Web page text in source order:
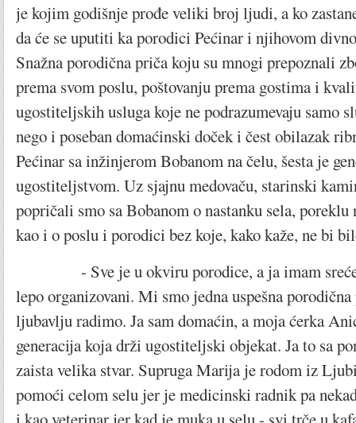
je kojim godišnje prođe veliki broj ljudi, a ko
da će se uputiti ka porodici Pećinar i njihovom
Snažna porodična priča koju su mnogi prepoznali
prema svom poslu, poštovanju prema gostima i
ugostiteljskih usluga koje ne podrazumevaju samo
nego i poseban domaćinski doček i čest obilazak
Pećinar sa inžinjerom Bobanom na čelu, šesta je
ugostiteljstvom. Uz sjajnu medovaču, starinski
popričali smo sa Bobanom o nastanku sela,
kao i o poslu i porodici bez koje, kako kaže, ne bi
- Sve je u okviru porodice, a ja imam sreće
lepo organizovani. Mi smo jedna uspešna
ljubavlju radimo. Ja sam domaćin, a moja ćerka
generacija koja drži ugostiteljski objekat. Ja to sa
zaista velika stvar. Supruga Marija je rodom iz
pomoći celom selu jer je medicinski radnik pa